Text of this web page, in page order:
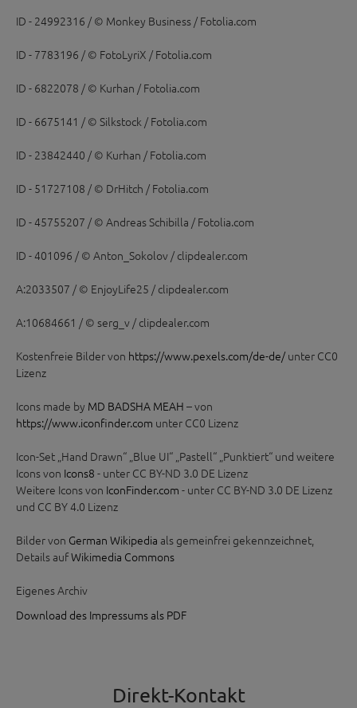
ID - 24992316 / © Monkey Business / Fotolia.com
ID - 7783196 / © FotoLyriX / Fotolia.com
ID - 6822078 / © Kurhan / Fotolia.com
ID - 6675141 / © Silkstock / Fotolia.com
ID - 23842440 / © Kurhan / Fotolia.com
ID - 51727108 / © DrHitch / Fotolia.com
ID - 45755207 / © Andreas Schibilla / Fotolia.com
ID - 401096 / © Anton_Sokolov / clipdealer.com
A:2033507 / © EnjoyLife25 / clipdealer.com
A:10684661 / © serg_v / clipdealer.com
Kostenfreie Bilder von https://www.pexels.com/de-de/ unter CC0
Lizenz
Icons made by MD BADSHA MEAH – von
https://www.iconfinder.com unter CC0 Lizenz
Icon-Set „Hand Drawn“ „Blue UI“ „Pastell“ „Punktiert“ und weitere
Icons von Icons8 - unter CC BY-ND 3.0 DE Lizenz
Weitere Icons von IconFinder.com - unter CC BY-ND 3.0 DE Lizenz
und CC BY 4.0 Lizenz
Bilder von German Wikipedia als gemeinfrei gekennzeichnet,
Details aufWikimedia Commons
Eigenes Archiv
Download des Impressums als PDF
Direkt-Kontakt